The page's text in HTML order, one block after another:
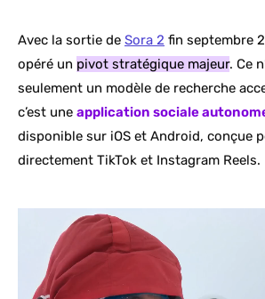
Avec la sortie de Sora 2 fin septembre
opéré un pivot stratégique majeur. Ce
seulement un modèle de recherche
c’est une application sociale
disponible sur iOS et Android, conçue
directement TikTok et Instagram Reels.